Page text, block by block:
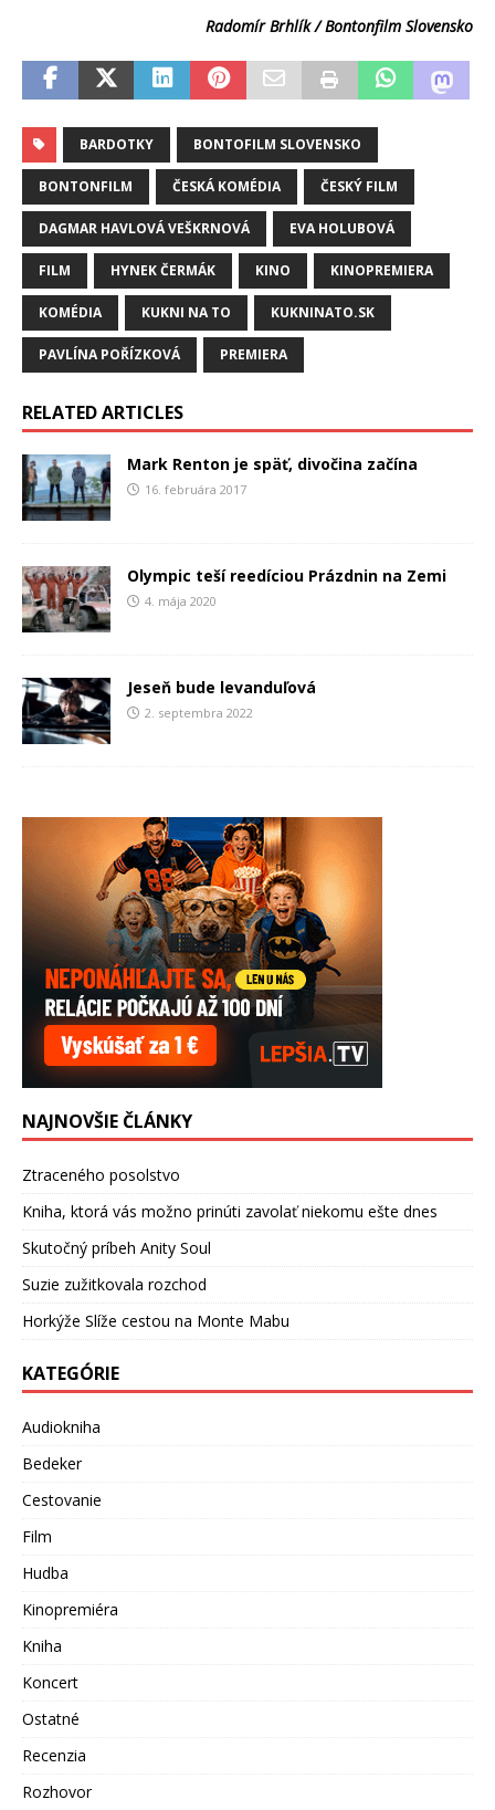
Radomír Brhlík / Bontonfilm Slovensko
BARDOTKY BONTOFILM SLOVENSKO
BONTONFILM ČESKÁ KOMÉDIA ČESKÝ FILM
DAGMAR HAVLOVÁ VEŠKRNOVÁ EVA HOLUBOVÁ
FILM HYNEK ČERMÁK KINO KINOPREMIERA
KOMÉDIA KUKNI NA TO KUKNINATO.SK
PAVLÍNA POŘÍZKOVÁ PREMIERA
RELATED ARTICLES
Mark Renton je späť, divočina začína
16. februára 2017
Olympic teší reedíciou Prázdnin na Zemi
4. mája 2020
Jeseň bude levanduľová
2. septembra 2022
NAJNOVŠIE ČLÁNKY
Ztraceného posolstvo
Kniha, ktorá vás možno prinúti zavolať niekomu ešte dnes
Skutočný príbeh Anity Soul
Suzie zužitkovala rozchod
Horkýže Slíže cestou na Monte Mabu
KATEGÓRIE
Audiokniha
Bedeker
Cestovanie
Film
Hudba
Kinopremiéra
Kniha
Koncert
Ostatné
Recenzia
Rozhovor